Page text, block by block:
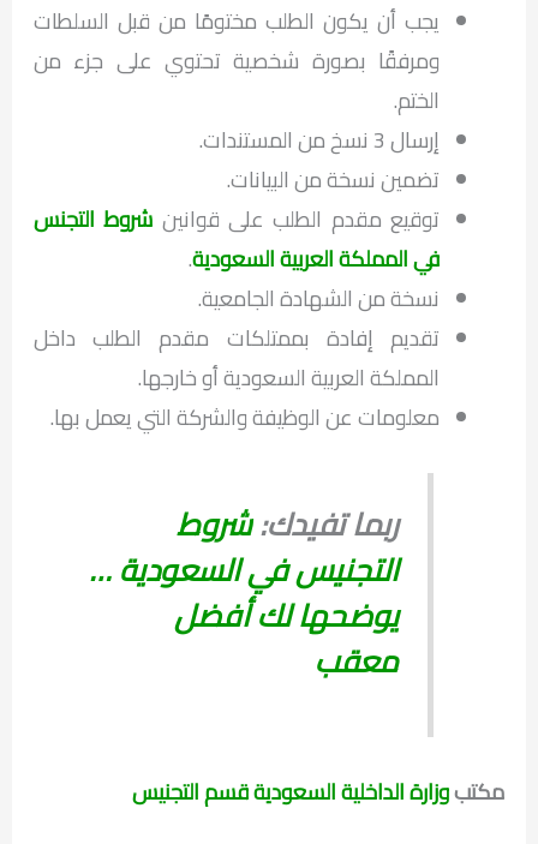
يجب أن يكون الطلب مختومًا من قبل السلطات
ومرفقًا بصورة شخصية تحتوي على جزء من
الختم.
إرسال 3 نسخ من المستندات.
تضمين نسخة من البيانات.
توقيع مقدم الطلب على قوانين شروط التجنس
في المملكة العربية السعودية.
نسخة من الشهادة الجامعية.
تقديم إفادة بممتلكات مقدم الطلب داخل
المملكة العربية السعودية أو خارجها.
معلومات عن الوظيفة والشركة التي يعمل بها.
ربما تفيدك:شروط
التجنيس في السعودية …
يوضحها لك أفضل
معقب
مكتبوزارة الداخلية السعودية قسم التجنيس